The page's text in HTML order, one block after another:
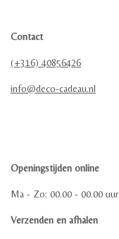
Contact
(+316) 40856426
info@deco-cadeau.nl
Openingstijden online
Ma - Zo: 00.00 - 00.00 uur
Verzenden en afhalen